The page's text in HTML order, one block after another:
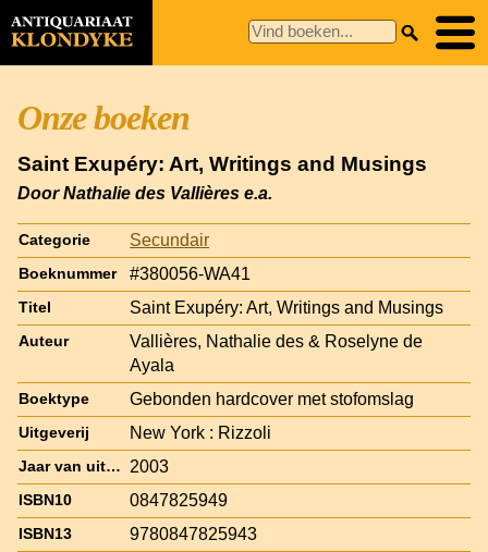
Onze boeken
Saint Exupéry: Art, Writings and Musings
Door Nathalie des Vallières e.a.
Categorie Secundair
Boeknummer #380056-WA41
Titel Saint Exupéry: Art, Writings and Musings
Auteur
Vallières, Nathalie des & Roselyne de
Ayala
Boektype Gebonden hardcover met stofomslag
Uitgeverij New York : Rizzoli
Jaar van uitgave 2003
ISBN10 0847825949
ISBN13 9780847825943